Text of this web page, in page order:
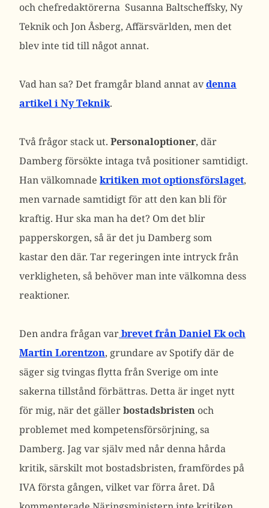
och chefredaktörerna Susanna Baltscheffsky, Ny
Teknik och Jon Åsberg, Affärsvärlden, men det
blev inte tid till något annat.
Vad han sa? Det framgår bland annat avdenna
artikel i Ny Teknik.
Två frågor stack ut. Personaloptioner, där
Damberg försökte intaga två positioner samtidigt.
Han välkomnade kritiken mot optionsförslaget,
men varnade samtidigt för att den kan bli för
kraftig. Hur ska man ha det? Om det blir
papperskorgen, så är det ju Damberg som
kastar den där. Tar regeringen inte intryck från
verkligheten, så behöver man inte välkomna dess
reaktioner.
Den andra frågan varbrevet från Daniel Ek och
Martin Lorentzon, grundare av Spotify där de
säger sig tvingas flytta från Sverige om inte
sakerna tillstånd förbättras. Detta är inget nytt
för mig, när det gällerbostadsbristen och
problemet med kompetensförsörjning, sa
Damberg. Jag var själv med når denna hårda
kritik, särskilt mot bostadsbristen, framfördes på
IVA första gången, vilket var förra året. Då